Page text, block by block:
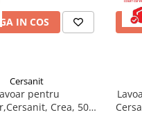
IN COS
Cersanit
pentru
Crea, 50